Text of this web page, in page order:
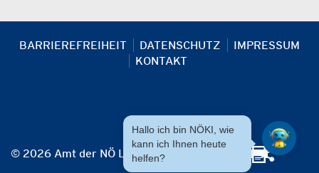
BARRIEREFREIHEIT DATENSCHUTZ
IMPRESSUM
KONTAKT
© 2026 Amt der NÖ Landesregierung
Hallo ich bin NÖKI, wie
kann ich Ihnen heute
helfen?